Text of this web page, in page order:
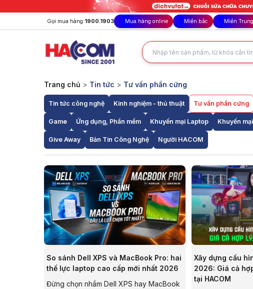
Gọi mua hàng:1900.1903 Mua hàng online Miền bắc Miền Trung
Trang chủ > Tin tức > Tư vấn phần cứng
Tin tức công nghệ Kinh nghiệm - thủ thuật Tư vấn phần cứng
Game Ứng dụng, Phần mềm Khuyến mại Laptop Khuyến
Give Away Bản Tin Công Nghệ Người HACOM
So sánh Dell XPS và MacBook Pro: hai
thế lực laptop cao cấp mới nhất 2026
Đừng chọn nhầm Dell XPS hay MacBook
Xây dựng cấu
2026: Giá cả
tại HACOM